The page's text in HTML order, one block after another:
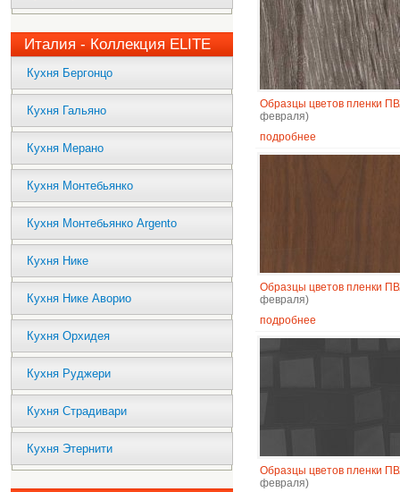
Италия - Коллекция ELITE
Кухня Бергонцо
Кухня Гальяно
Кухня Мерано
Кухня Монтебьянко
Кухня Монтебьянко Argento
Кухня Нике
Кухня Нике Аворио
Кухня Орхидея
Кухня Руджери
Кухня Страдивари
Кухня Этернити
Образцы цветов пленки
февраля)
подробнее
Образцы цветов пленки
февраля)
подробнее
Образцы цветов пленки
февраля)